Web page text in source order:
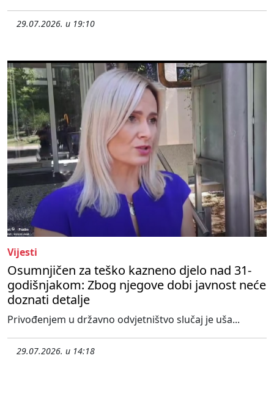
29.07.2026. u 19:10
Vijesti
Osumnjičen za teško kazneno djelo nad 31-
godišnjakom: Zbog njegove dobi javnost neće
doznati detalje
Privođenjem u državno odvjetništvo slučaj je uša...
29.07.2026. u 14:18